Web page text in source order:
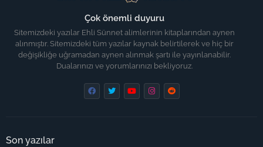
Çok önemli duyuru
Sitemizdeki yazılar Ehli Sünnet alimlerinin kitaplarından aynen
alınmıştır. Sitemizdeki tüm yazılar kaynak belirtilerek ve hiç bir
değişikliğe uğramadan aynen alınmak şartı ile yayınlanabilir.
Dualarınızı ve yorumlarınızı bekliyoruz.
Son yazılar